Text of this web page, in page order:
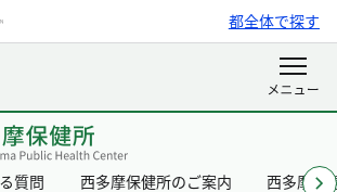
都全体で探す
質問 西多摩保健所のご案内 西多摩保